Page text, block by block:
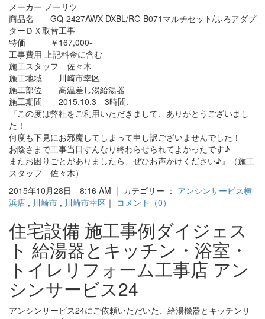
メーカー ノーリツ
商品名 GQ-2427AWX-DXBL/RC-B071マルチセット/ふろアダプ
ターＤＸ取替工事
特価 ￥167,000-
工事費用 上記料金に含む
施工スタッフ 佐々木
施工地域 川崎市幸区
施工部位 高温差し湯給湯器
施工期間 2015.10.3 3時間.
『この度は弊社をご利用いただきまして、ありがとうございまし
た！
何度も下見にお邪魔してしまって申し訳ございませんでした！
お陰さまで工事当日すんなり終わらせられてよかったです♪
またお困りごとがありましたら、ぜひお声かけください♪』（施工
スタッフ 佐々木）
2015年10月28日 8:16 AM | カテゴリー ： アンシンサービス横
浜店 , 川崎市 , 川崎市幸区 ｜ コメント（0）
住宅設備 施工事例ダイジェス
ト 給湯器とキッチン・浴室・
トイレリフォーム工事店 アン
シンサービス24
アンシンサービス24にご依頼いただいた、給湯機器とキッチンリ